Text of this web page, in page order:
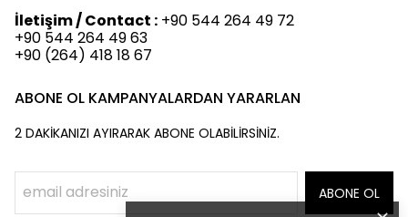
İletişim / Contact : +90 544 264 49 72
+90 544 264 49 63
+90 (264) 418 18 67
ABONE OL KAMPANYALARDAN YARARLAN
2 DAKİKANIZI AYIRARAK ABONE OLABİLİRSİNİZ.
ABONE OL